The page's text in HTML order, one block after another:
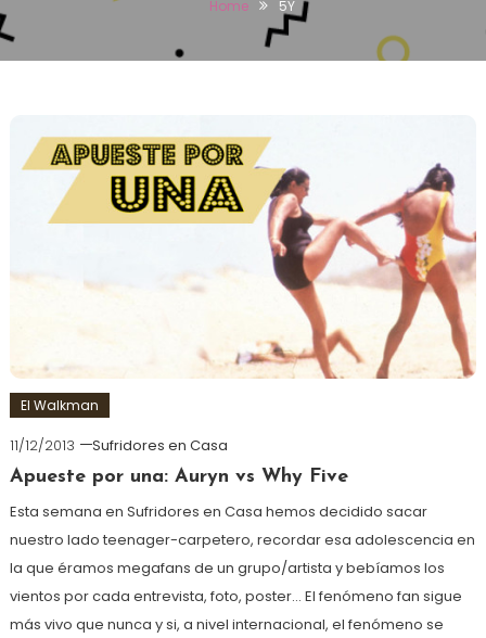
Home 5Y
El Walkman
11/12/2013
Sufridores en Casa
Apueste por una: Auryn vs Why Five
Esta semana en Sufridores en Casa hemos decidido sacar
nuestro lado teenager-carpetero, recordar esa adolescencia en
la que éramos megafans de un grupo/artista y bebíamos los
vientos por cada entrevista, foto, poster… El fenómeno fan sigue
más vivo que nunca y si, a nivel internacional, el fenómeno se